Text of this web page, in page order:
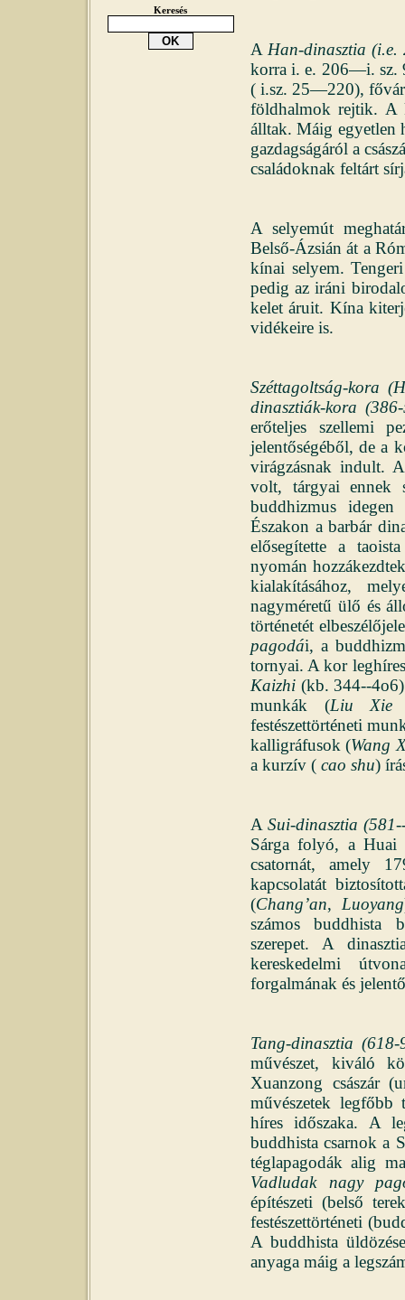
Keresés
A Han-dinasztia (i.e.
korra i. e. 206—i. sz.
( i.sz. 25—220),
földhalmok rejtik. A
álltak. Máig egyetlen
gazdagságáról a
családoknak feltárt
A selyemút
Belső-Ázsián át a
kínai selyem.
pedig az iráni
kelet áruit. Kína
vidékeire is.
Széttagoltság-kora
dinasztiák-kora
erőteljes szellemi
jelentőségéből, de a
virágzásnak indult.
volt, tárgyai ennek
buddhizmus
Északon a barbár
elősegítette a
nyomán
kialakításához,
nagyméretű ülő és
történetét
pagodái, a
tornyai. A kor
Kaizhi (kb. 344--
munkák (Liu Xie
festészettörténeti
kalligráfusok (Wang
a kurzív ( cao shu)
ASui-dinasztia
Sárga folyó, a Huai
csatornát, amely
kapcsolatát
(Chang’an, Luoyang
számos buddhista
szerepet. A
kereskedelmi
forgalmának és
Tang-dinasztia
művészet, kiváló
Xuanzong császár
művészetek legfőbb
híres időszaka. A
buddhista csarnok a
téglapagodák alig
Vadludak nagy
építészeti (belső
festészettörténeti
A buddhista
anyaga máig a